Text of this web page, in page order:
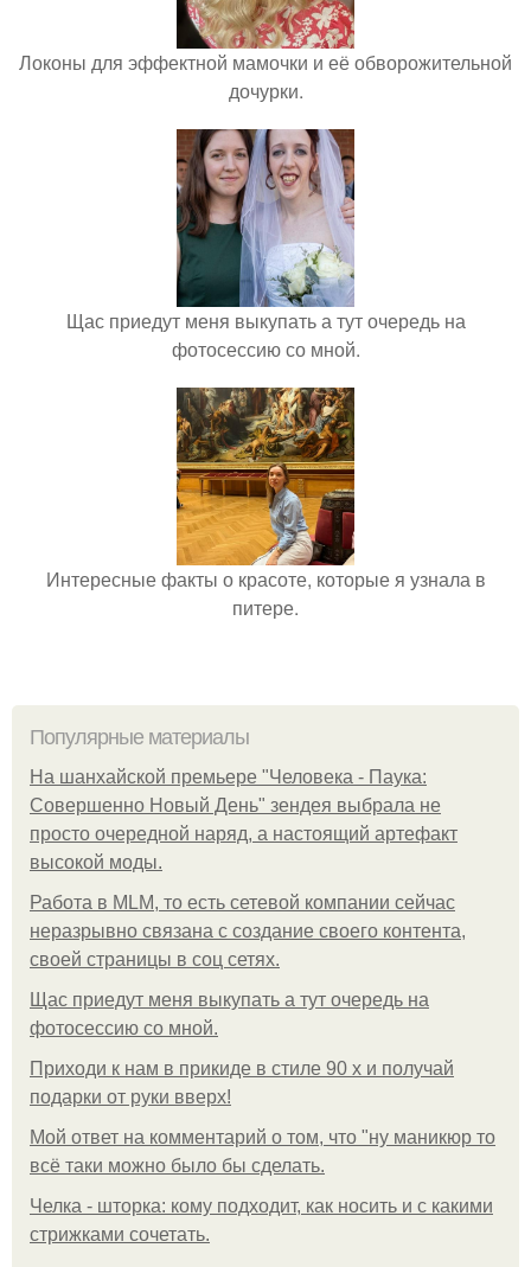
Локоны для эффектной мамочки и её обворожительной
дочурки.
Щас приедут меня выкупать а тут очередь на
фотосессию со мной.
Интересные факты о красоте, которые я узнала в
питере.
Популярные материалы
На шанхайской премьере "Человека - Паука:
Совершенно Новый День" зендея выбрала не
просто очередной наряд, а настоящий артефакт
высокой моды.
Работа в MLM, то есть сетевой компании сейчас
неразрывно связана с создание своего контента,
своей страницы в соц сетях.
Щас приедут меня выкупать а тут очередь на
фотосессию со мной.
Приходи к нам в прикиде в стиле 90 х и получай
подарки от руки вверх!
Мой ответ на комментарий о том, что "ну маникюр то
всё таки можно было бы сделать.
Челка - шторка: кому подходит, как носить и с какими
стрижками сочетать.